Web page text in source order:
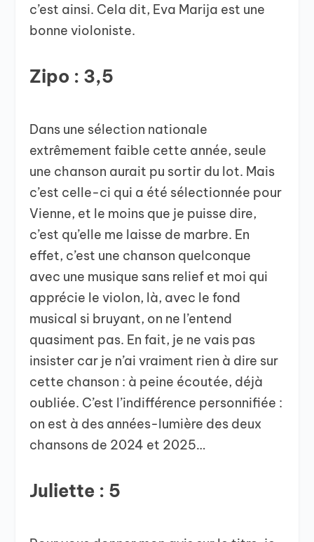
c’est ainsi. Cela dit, Eva Marija est une
bonne violoniste.
Zipo : 3,5
Dans une sélection nationale
extrêmement faible cette année, seule
une chanson aurait pu sortir du lot. Mais
c’est celle-ci qui a été sélectionnée pour
Vienne, et le moins que je puisse dire,
c’est qu’elle me laisse de marbre. En
effet, c’est une chanson quelconque
avec une musique sans relief et moi qui
apprécie le violon, là, avec le fond
musical si bruyant, on ne l’entend
quasiment pas. En fait, je ne vais pas
insister car je n’ai vraiment rien à dire sur
cette chanson : à peine écoutée, déjà
oubliée. C’est l’indifférence personnifiée :
on est à des années-lumière des deux
chansons de 2024 et 2025…
Juliette : 5